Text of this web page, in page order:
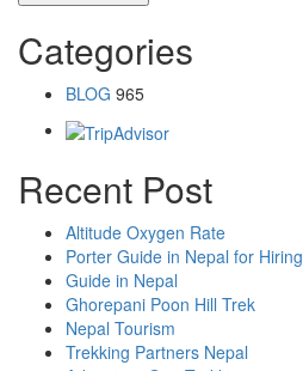
Categories
BLOG 965
Recent Post
Altitude Oxygen Rate
Porter Guide in Nepal for Hiring
Guide in Nepal
Ghorepani Poon Hill Trek
Nepal Tourism
Trekking Partners Nepal